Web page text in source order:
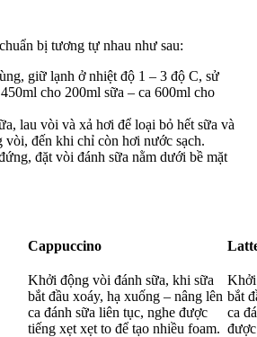
bị tương tự nhau như sau:
giữ lạnh ở nhiệt độ 1 – 3 độ C, sử
cho 200ml sữa – ca 600ml cho
lau vòi và xả hơi để loại bỏ hết sữa và
vòi, đến khi chỉ còn hơi nước sạch.
đặt vòi đánh sữa nằm dưới bề mặt
Cappuccino
Khởi động vòi đánh sữa, khi sữa
bắt đầu xoáy, hạ xuống – nâng lên
ca đánh sữa liên tục, nghe được
tiếng xẹt xẹt to để tạo nhiều foam.
Khởi
bắt
ca